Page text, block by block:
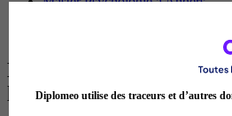
Les intitulés de diplôme
les plus recherchés
Diplomeo utilise des traceurs et d’autres